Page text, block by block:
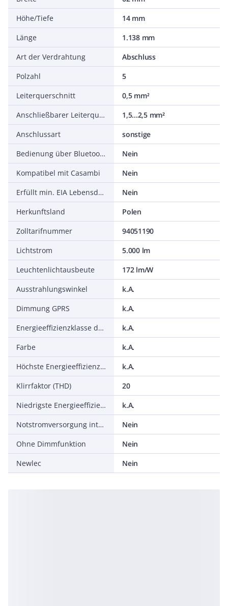
Höhe/Tiefe
14 mm
Länge
1.138 mm
Art der Verdrahtung
Abschluss
Polzahl
5
Leiterquerschnitt
0,5 mm²
Anschließbarer Leiterquerschnitt
1,5...2,5 mm²
Anschlussart
sonstige
Bedienung über Bluetooth
Nein
Kompatibel mit Casambi
Nein
Erfüllt min. EIA Lebensdauerkriterium L90 (bei 50.000 h bei tq = 25 °C)
Nein
Herkunftsland
Polen
Zolltarifnummer
94051190
Lichtstrom
5.000 lm
Leuchtenlichtausbeute
172 lm/W
Ausstrahlungswinkel
k.A.
Dimmung GPRS
k.A.
Energieeffizienzklasse des mitgelieferten austauschbaren Leuchtmittels
k.A.
Farbe
k.A.
Höchste Energieeffizienzklasse des austauschbaren Leuchtmittels
k.A.
Klirrfaktor (THD)
20
Niedrigste Energieeffizienzklasse des austauschbaren Leuchtmittels
k.A.
Notstromversorgung integriert
Nein
Ohne Dimmfunktion
Nein
Newlec
Nein